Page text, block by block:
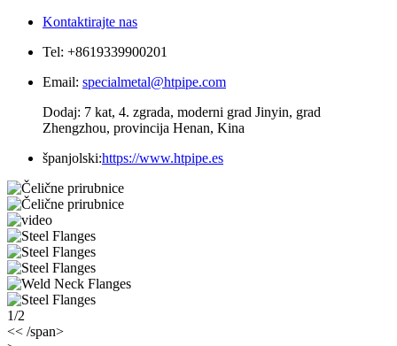
Kontaktirajte nas
Tel: +8619339900201
Email: specialmetal@htpipe.com
Dodaj: 7 kat, 4. zgrada, moderni grad Jinyin, grad
Zhengzhou, provincija Henan, Kina
španjolski:https://www.htpipe.es
1/2
<< /span>